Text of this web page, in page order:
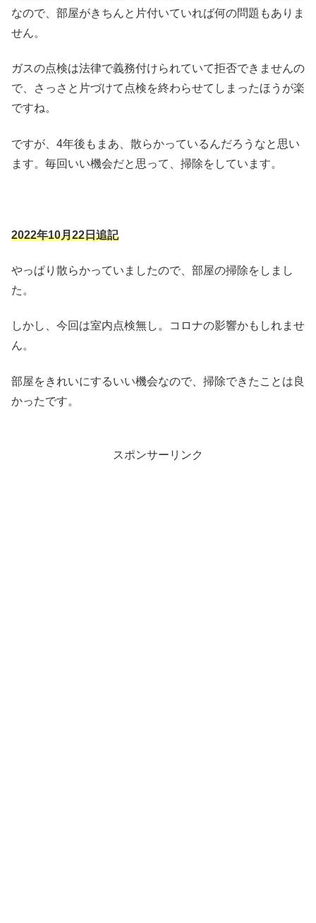
なので、部屋がきちんと片付いていれば何の問題もありま
せん。
ガスの点検は法律で義務付けられていて拒否できませんの
で、さっさと片づけて点検を終わらせてしまったほうが楽
ですね。
ですが、4年後もまあ、散らかっているんだろうなと思い
ます。毎回いい機会だと思って、掃除をしています。
2022年10月22日追記
やっぱり散らかっていましたので、部屋の掃除をしまし
た。
しかし、今回は室内点検無し。コロナの影響かもしれませ
ん。
部屋をきれいにするいい機会なので、掃除できたことは良
かったです。
スポンサーリンク